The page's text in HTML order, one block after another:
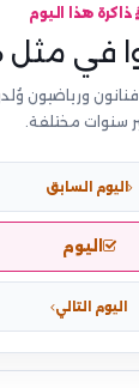
ذاكرة هذا اليوم
في مثل
ورياضيون
سنوات مختلفة.
اليوم السابق
اليوم
اليوم التالي